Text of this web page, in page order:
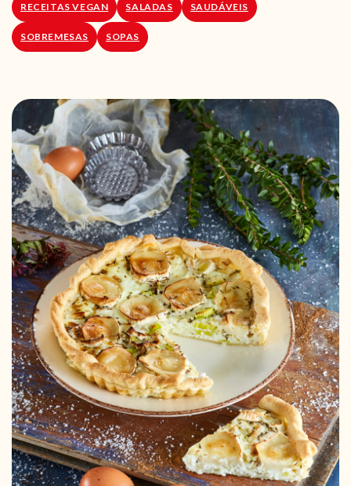
RECEITAS VEGAN SALADAS SAUDÁVEIS
SOBREMESAS SOPAS